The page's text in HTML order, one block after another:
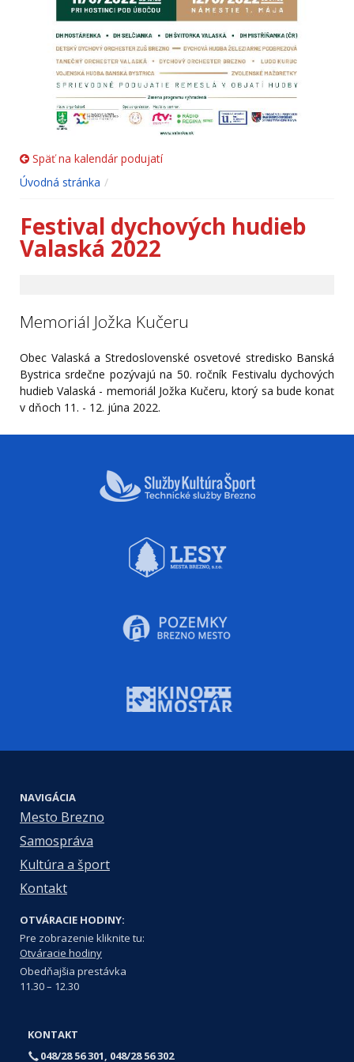
Späť na kalendár podujatí
Úvodná stránka
Festival dychových hudieb
Valaská 2022
Memoriál Jožka Kučeru
Obec Valaská a Stredoslovenské osvetové stredisko Banská
Bystrica srdečne pozývajú na 50. ročník Festivalu dychových
hudieb Valaská - memoriál Jožka Kučeru, ktorý sa bude konať
v dňoch 11. - 12. júna 2022.
NAVIGÁCIA
Mesto Brezno
Samospráva
Kultúra a šport
Kontakt
OTVÁRACIE HODINY:
Pre zobrazenie kliknite tu:
Otváracie hodiny
Obedňajšia prestávka
11.30 – 12.30
KONTAKT
048/28 56 301, 048/28 56 302